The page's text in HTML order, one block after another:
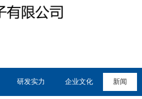
研发实力 企业文化 新闻